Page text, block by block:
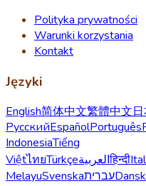
Polityka prywatności
Warunki korzystania
Kontakt
Języki
English简体中文繁體中文
РусскийEspañolPortuguês
IndonesiaTiếng
ViệtไทยTürkçeالعربيةहिन्दी
MelayuSvenskaעבריתDansk